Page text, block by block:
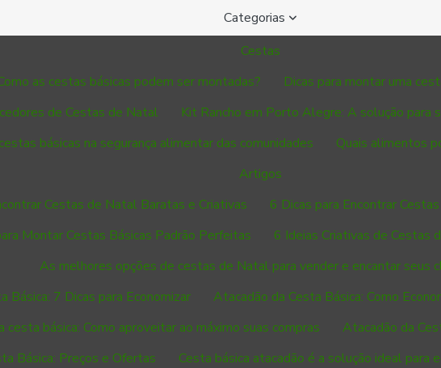
Categorias
Cestas
as cestas básicas podem ser montadas?
Dicas para montar uma
de Cestas de Natal
Kit Rancho em Porto Alegre: A solução para
básicas na segurança alimentar das comunidades
Quais alimentos
Artigos
Cestas de Natal Baratas e Criativas
6 Dicas para Encontrar
Montar Cestas Básicas Padrão Perfeitas
6 Ideias Criativas de Cestas
As melhores opções de cestas de Natal para vender e encantar seus
Básica: 7 Dicas para Economizar
Atacadão da Cesta Básica: Como
cesta básica: Como aproveitar ao máximo suas compras
Atacadão da
Básica: Preços e Ofertas
Cesta básica atacadão é a solução ideal para